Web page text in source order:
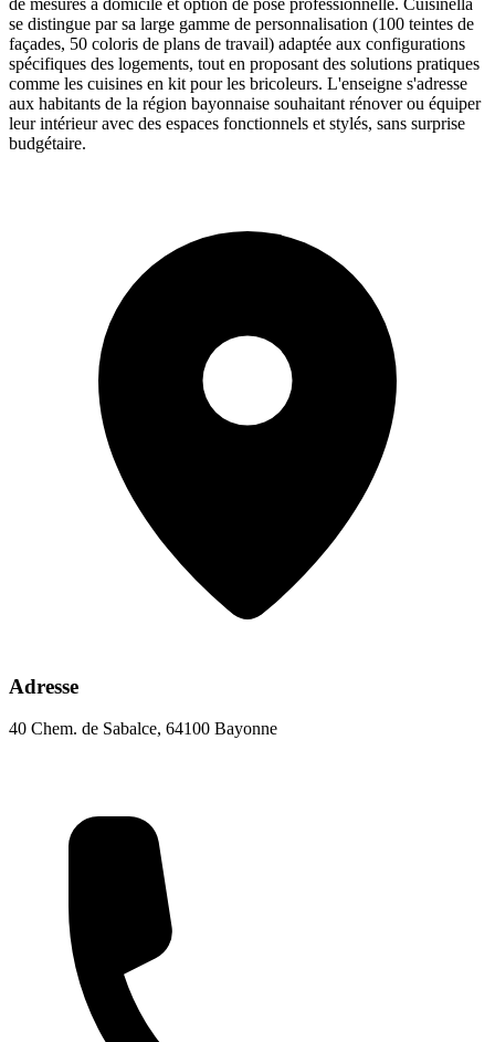
se distingue par sa large gamme de personnalisation (100 teintes de
façades, 50 coloris de plans de travail) adaptée aux configurations
spécifiques des logements, tout en proposant des solutions pratiques
comme les cuisines en kit pour les bricoleurs. L'enseigne s'adresse
aux habitants de la région bayonnaise souhaitant rénover ou équiper
leur intérieur avec des espaces fonctionnels et stylés, sans surprise
budgétaire.
Adresse
40 Chem. de Sabalce, 64100 Bayonne